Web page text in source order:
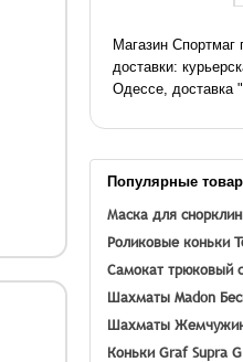
Магазин Спортмаг
доставки:
Одессе, доставка
Популярные
Маска для
Роликовые коньки
Самокат трюковый
Шахматы Madon
Шахматы
Коньки Graf Supra